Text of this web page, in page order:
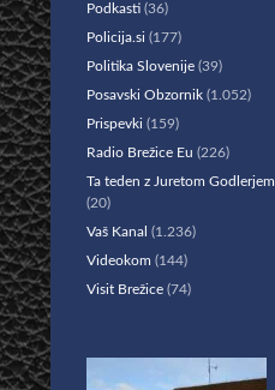
Podkasti (36)
Policija.si (177)
Politika Slovenije (39)
Posavski Obzornik (1.052)
Prispevki (159)
Radio Brežice Eu (226)
Ta teden z Juretom Godlerjem
(20)
Vaš Kanal (1.236)
Videokom (144)
Visit Brežice (74)